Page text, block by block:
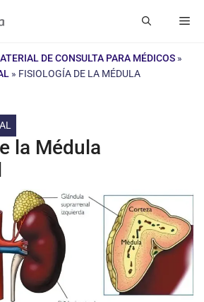
DE CONSULTA PARA MÉDICOS »
» FISIOLOGÍA DE LA MÉDULA
la Médula